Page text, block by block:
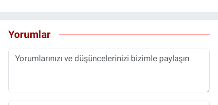
Yorumlar